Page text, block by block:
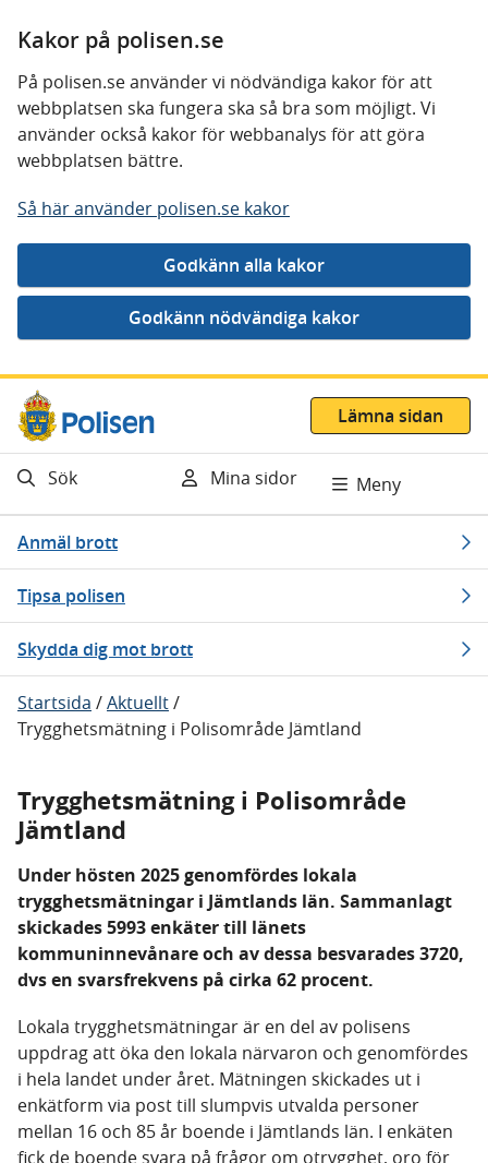
Kakor på polisen.se
På polisen.se använder vi nödvändiga kakor för att
webbplatsen ska fungera ska så bra som möjligt. Vi
använder också kakor för webbanalys för att göra
webbplatsen bättre.
Så här använder polisen.se kakor
Gå direkt till innehåll
Lämna sidan
Sök Mina sidor Meny
Anmäl brott
Tipsa polisen
Skydda dig mot brott
Startsida /Aktuellt/
Trygghetsmätning i Polisområde Jämtland
Trygghetsmätning i Polisområde
Jämtland
Under hösten 2025 genomfördes lokala
trygghetsmätningar i Jämtlands län. Sammanlagt
skickades 5993 enkäter till länets
kommuninnevånare och av dessa besvarades 3720,
dvs en svarsfrekvens på cirka 62 procent.
Lokala trygghetsmätningar är en del av polisens
uppdrag att öka den lokala närvaron och genomfördes
i hela landet under året. Mätningen skickades ut i
enkätform via post till slumpvis utvalda personer
mellan 16 och 85 år boende i Jämtlands län. I enkäten
fick de boende svara på frågor om otrygghet, oro för